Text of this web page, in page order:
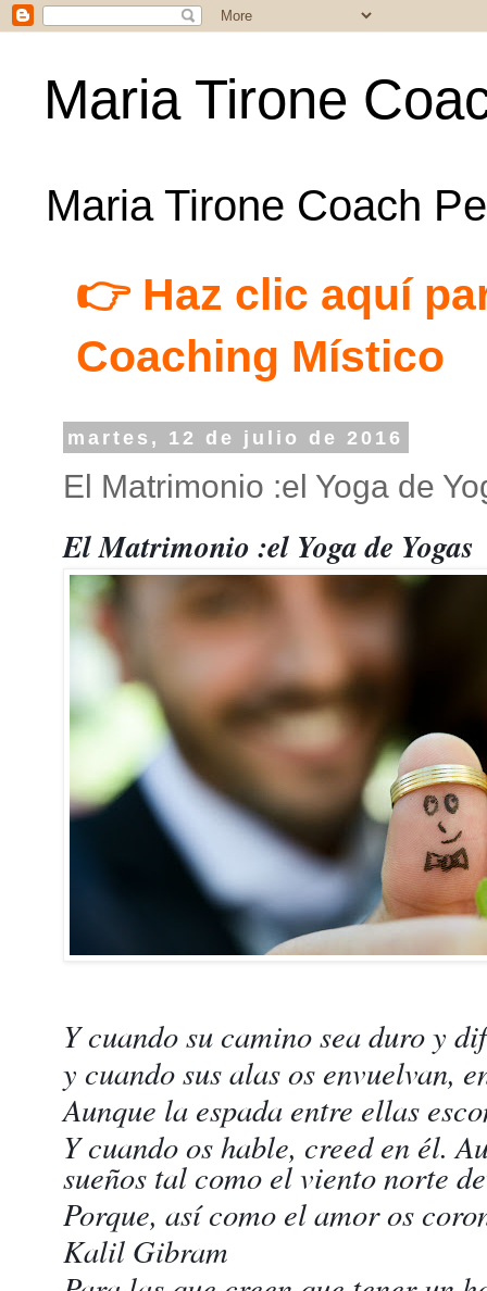
Maria Tirone
Maria Tirone Coach
👉 Haz clic aquí
Coaching Místico
martes, 12 de julio de 2016
El Matrimonio :el Yoga de
El Matrimonio :el Yoga de Yogas
Y cuando su camino sea duro y
y cuando sus alas os envuelvan,
Aunque la espada entre ellas
Y cuando os hable, creed en él.
sueños tal como el viento norte
Porque, así como el amor os
Kalil Gibram